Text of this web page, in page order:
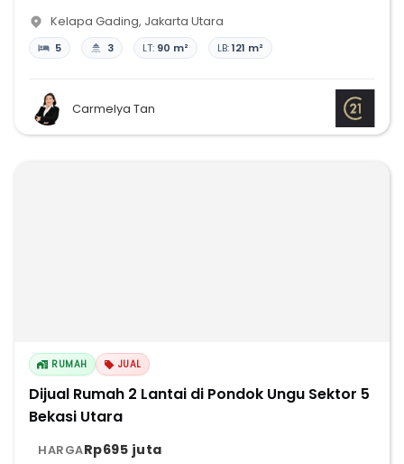
Kelapa Gading, Jakarta Utara
5 3 LT: 90 m² LB:121 m²
Carmelya Tan
RUMAH JUAL
Dijual Rumah 2 Lantai di Pondok Ungu Sektor 5
Bekasi Utara
HARGARp695 juta